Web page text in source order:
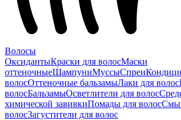
Волосы
ОксидантыКраски для волосМаски
оттеночныеШампуниМуссыСпреи
волосОттеночные бальзамыЛаки для волос
волосБальзамыОсветлители для волос
химической завивкиПомады для волос
волосЗагустители для волос